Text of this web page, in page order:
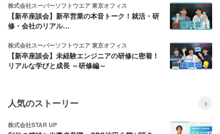
株式会社スーパーソフトウエア 東京オフィス
【新卒座談会】新卒営業の本音トーク！就活・研
修・会社のリアル…
株式会社スーパーソフトウエア 東京オフィス
【新卒座談会】未経験エンジニアの研修に密着！
リアルな学びと成長 ～研修編～
人気のストーリー
株式会社STAR UP